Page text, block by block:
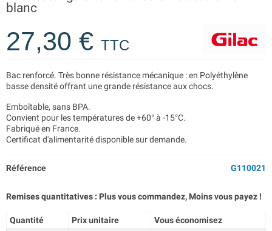
blanc
27,30 € TTC
Bac renforcé. Très bonne résistance mécanique : en Polyéthylène
basse densité offrant une grande résistance aux chocs.
Emboîtable, sans BPA.
Convient pour les températures de +60° à -15°C.
Fabriqué en France.
Certificat d'alimentarité disponible sur demande.
Référence G110021
Remises quantitatives : Plus vous commandez, Moins vous payez !
Quantité Prix unitaire
Vous économisez